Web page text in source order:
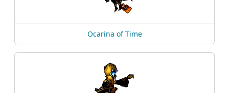
Ocarina of Time